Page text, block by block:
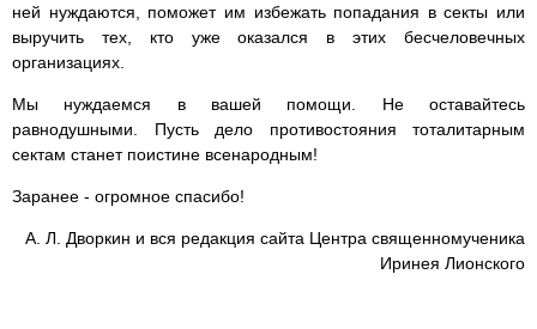
ней нуждаются, поможет им избежать попадания в секты или
выручить тех, кто уже оказался в этих бесчеловечных
организациях.
Мы нуждаемся в вашей помощи. Не оставайтесь
равнодушными. Пусть дело противостояния тоталитарным
сектам станет поистине всенародным!
Заранее - огромное спасибо!
А. Л. Дворкин и вся редакция сайта Центра священномученика
Иринея Лионского